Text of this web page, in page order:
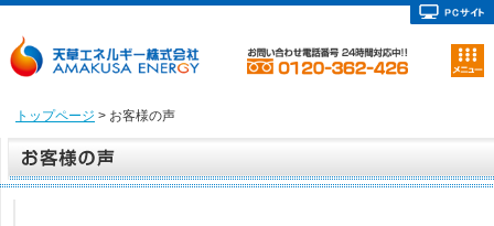
トップページ > お客様の声